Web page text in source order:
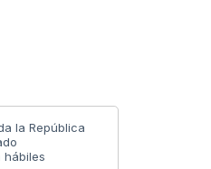
la República
hábiles